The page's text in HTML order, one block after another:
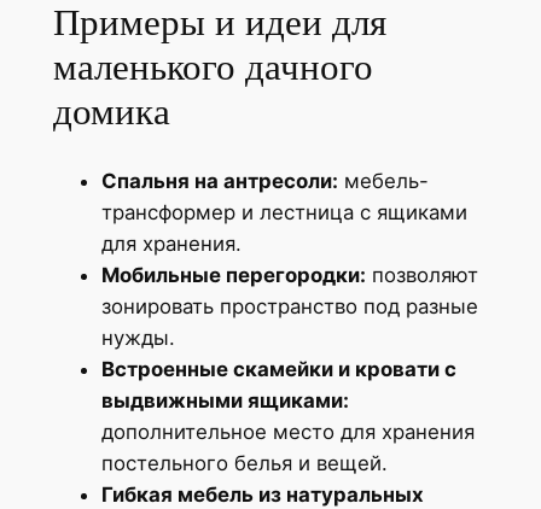
Примеры и идеи для
маленького дачного
домика
Спальня на антресоли: мебель-
трансформер и лестница с ящиками
для хранения.
Мобильные перегородки: позволяют
зонировать пространство под разные
нужды.
Встроенные скамейки и кровати с
выдвижными ящиками:
дополнительное место для хранения
постельного белья и вещей.
Гибкая мебель из натуральных